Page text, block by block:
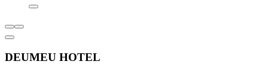
DEUMEU HOTEL